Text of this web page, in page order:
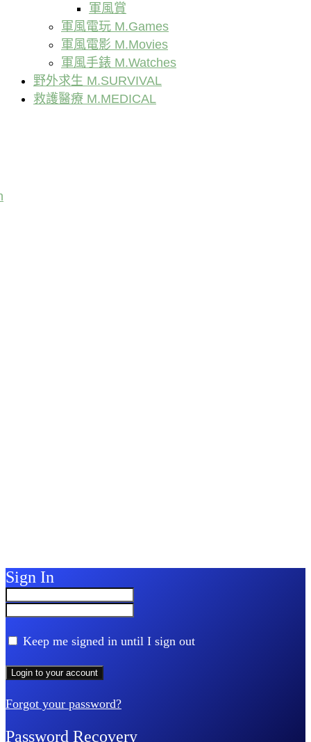
軍風賞
軍風電玩 M.Games
軍風電影 M.Movies
軍風手錶 M.Watches
野外求生 M.SURVIVAL
救護醫療 M.MEDICAL
Sign In
Keep me signed in until I sign out
Forgot your password?
Password Recovery